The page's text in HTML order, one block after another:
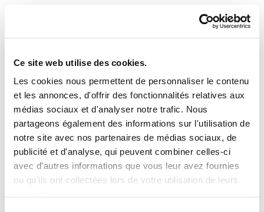
Ce site web utilise des cookies.
Les cookies nous permettent de personnaliser le contenu
et les annonces, d'offrir des fonctionnalités relatives aux
médias sociaux et d'analyser notre trafic. Nous
partageons également des informations sur l'utilisation de
notre site avec nos partenaires de médias sociaux, de
publicité et d'analyse, qui peuvent combiner celles-ci
avec d'autres informations que vous leur avez fournies
ou qu'ils ont collectées lors de votre utilisation de leurs
ELA Astekaria 383
PLAN DU SITE ACCESSIBILITÉ CONTACT
Manu Robles-Arangiz Institutua Fundazioa
Barrainkua 13 - 48009 Bilbo -